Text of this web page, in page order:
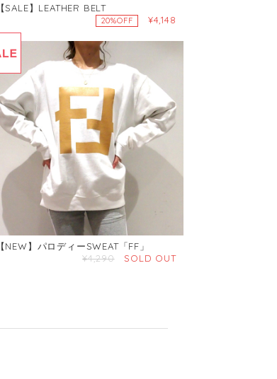
【SALE】LEATHER BELT
20%OFF ¥4,148
【NEW】パロディーSWEAT「FF」
¥4,290
SOLD OUT